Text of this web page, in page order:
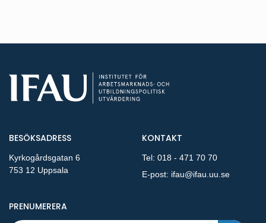
BESÖKSADRESS
Kyrkogårdsgatan 6
753 12 Uppsala
KONTAKT
Tel: 018 - 471 70 70
E-post: ifau@ifau.uu.se
PRENUMERERA